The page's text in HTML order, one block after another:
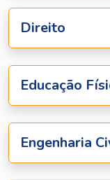
Direito
Educação
Engenharia